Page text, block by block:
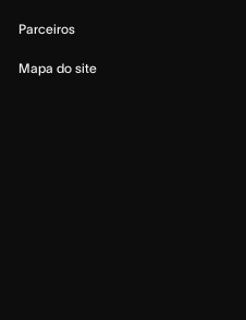
Parceiros
Mapa do site